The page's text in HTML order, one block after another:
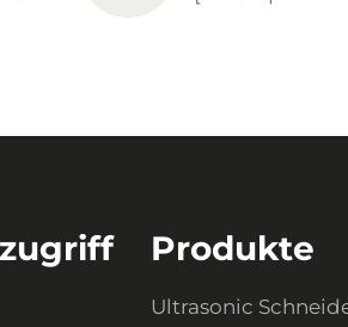
Produkte
Ultrasonic